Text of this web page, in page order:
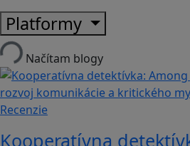
Platformy
Načítam blogy
Recenzie
Kooperatívna